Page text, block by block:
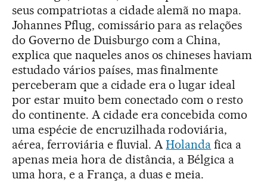
seus compatriotas a cidade alemã no mapa.
Johannes Pflug, comissário para as relações
do Governo de Duisburgo com a China,
explica que naqueles anos os chineses haviam
estudado vários países, mas finalmente
perceberam que a cidade era o lugar ideal
por estar muito bem conectado com o resto
do continente. A cidade era concebida como
uma espécie de encruzilhada rodoviária,
aérea, ferroviária e fluvial. AHolanda fica a
apenas meia hora de distância, a Bélgica a
uma hora, e a França, a duas e meia.